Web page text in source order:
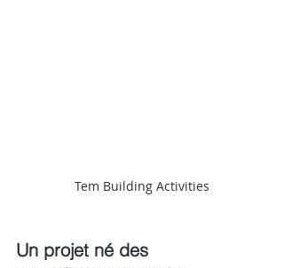
Tem Building Activities
Un projet né des